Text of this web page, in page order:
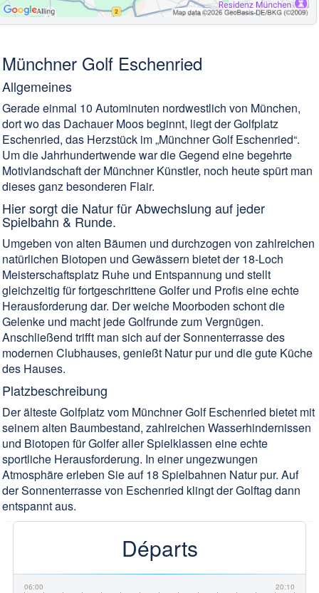
Münchner Golf Eschenried
Allgemeines
Gerade einmal 10 Autominuten nordwestlich von München,
dort wo das Dachauer Moos beginnt, liegt der Golfplatz
Eschenried, das Herzstück im „Münchner Golf Eschenried“.
Um die Jahrhundertwende war die Gegend eine begehrte
Motivlandschaft der Münchner Künstler, noch heute spürt man
dieses ganz besonderen Flair.
Hier sorgt die Natur für Abwechslung auf jeder
Spielbahn & Runde.
Umgeben von alten Bäumen und durchzogen von zahlreichen
natürlichen Biotopen und Gewässern bietet der 18-Loch
Meisterschaftsplatz Ruhe und Entspannung und stellt
gleichzeitig für fortgeschrittene Golfer und Profis eine echte
Herausforderung dar. Der weiche Moorboden schont die
Gelenke und macht jede Golfrunde zum Vergnügen.
Anschließend trifft man sich auf der Sonnenterrasse des
modernen Clubhauses, genießt Natur pur und die gute Küche
des Hauses.
Platzbeschreibung
Der älteste Golfplatz vom Münchner Golf Eschenried bietet mit
seinem alten Baumbestand, zahlreichen Wasserhindernissen
und Biotopen für Golfer aller Spielklassen eine echte
sportliche Herausforderung. In einer ungezwungen
Atmosphäre erleben Sie auf 18 Spielbahnen Natur pur. Auf
der Sonnenterrasse von Eschenried klingt der Golftag dann
entspannt aus.
Départs
06:00 20:10